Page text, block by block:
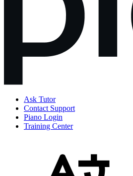
Ask Tutor
Contact Support
Piano Login
Training Center